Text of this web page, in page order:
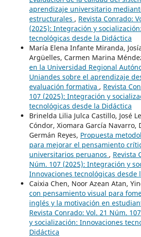
aprendizaje universitario
estructurales , Revista Conrado:
(2025): Integración y
tecnológicas desde la Didáctica
María Elena Infante Miranda,
Argüelles, Carmen Marina
en la Universidad Regional
Uniandes sobre el aprendizaje
evaluación formativa , Revista
107 (2025): Integración y
tecnológicas desde la Didáctica
Brinelda Lilia Julca Castillo, José
Cóndor, Xiomara García Navarro,
Germán Reyes, Propuesta
para mejorar el pensamiento
universitarios peruanos , Revista
Núm. 107 (2025): Integración y
Innovaciones tecnológicas desde
Caixia Chen, Noor Azean Atan,
con pensamiento visual para
inglés y la motivación en
Revista Conrado: Vol. 21 Núm.
y socialización: Innovaciones
Didáctica